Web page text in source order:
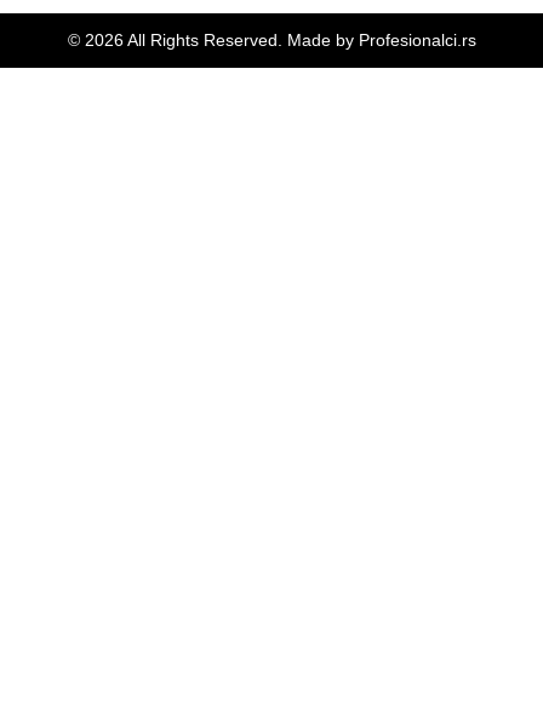
© 2026 All Rights Reserved. Made by Profesionalci.rs